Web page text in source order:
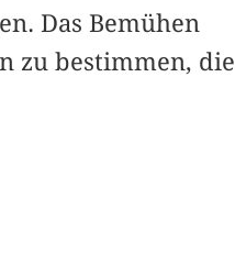
Das Bemühen
zu bestimmen, die